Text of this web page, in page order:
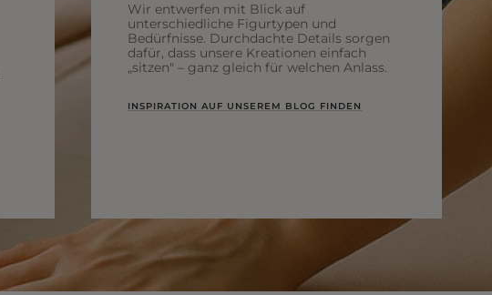
Wir entwerfen mit Blick auf
unterschiedliche Figurtypen und
Bedürfnisse. Durchdachte Details sorgen
dafür, dass unsere Kreationen einfach
„sitzen" – ganz gleich für welchen Anlass.
INSPIRATION AUF UNSEREM BLOG FINDEN